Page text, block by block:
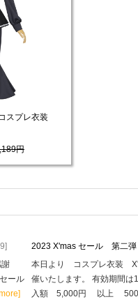
スプレ衣装
円
ール
2023 X'mas セール 第二弾
本日より コスプレ衣装
催いたします。 有効期間は
入額 5,000円 以上 500